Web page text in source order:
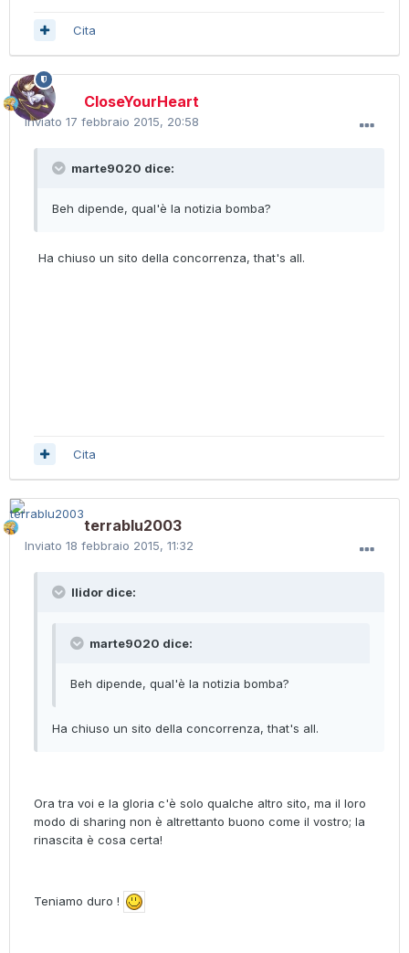
Cita
CloseYourHeart
Inviato 17 febbraio 2015, 20:58
marte9020 dice:
Beh dipende, qual'è la notizia bomba?
Ha chiuso un sito della concorrenza, that's all.
Cita
terrablu2003
Inviato 18 febbraio 2015, 11:32
Ilidor dice:
marte9020 dice:
Beh dipende, qual'è la notizia bomba?
Ha chiuso un sito della concorrenza, that's all.
Ora tra voi e la gloria c'è solo qualche altro sito, ma il loro
modo di sharing non è altrettanto buono come il vostro; la
rinascita è cosa certa!
Teniamo duro !